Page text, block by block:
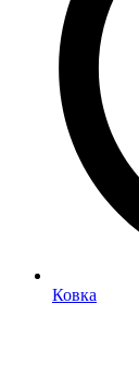
Ковка